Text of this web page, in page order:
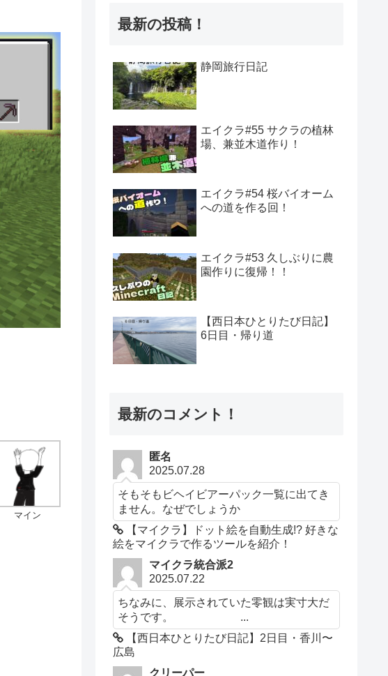
マイン
最新の投稿！
静岡旅行日記
エイクラ#55 サクラの植林
場、兼並木道作り！
エイクラ#54 桜バイオーム
への道を作る回！
エイクラ#53 久しぶりに農
園作りに復帰！！
【西日本ひとりたび日記】
6日目・帰り道
最新のコメント！
匿名
2025.07.28
そもそもビヘイビアーパック一覧に出てき
ません。なぜでしょうか
【マイクラ】ドット絵を自動生成!? 好きな
絵をマイクラで作るツールを紹介！
マイクラ統合派2
2025.07.22
ちなみに、展示されていた零観は実寸大だ
そうです。 ...
【西日本ひとりたび日記】2日目・香川〜
広島
クリーパー